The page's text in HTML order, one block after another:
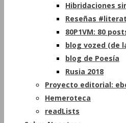
Hibridaciones
Reseñas
80P1VM: 80
blog vozed (de
blog de Poesía
Rusia 2018
Proyecto editorial:
Hemeroteca
readLists